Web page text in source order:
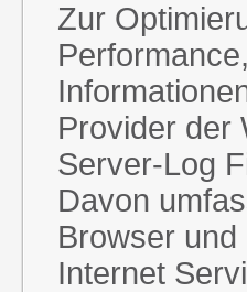
Zur
Provider der
Server-Log
Davon
Browser
Internet